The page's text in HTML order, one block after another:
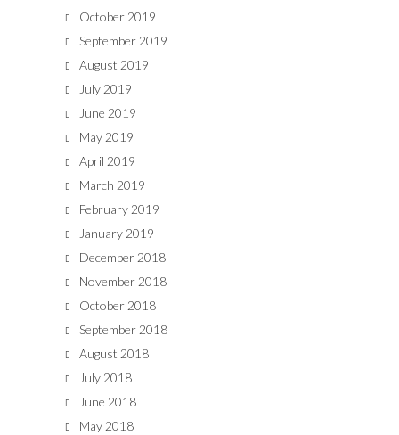
October 2019
September 2019
August 2019
July 2019
June 2019
May 2019
April 2019
March 2019
February 2019
January 2019
December 2018
November 2018
October 2018
September 2018
August 2018
July 2018
June 2018
May 2018